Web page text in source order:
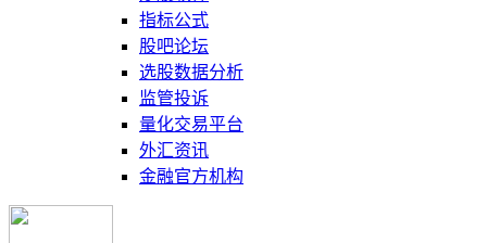
指标公式
股吧论坛
选股数据分析
监管投诉
量化交易平台
外汇资讯
金融官方机构